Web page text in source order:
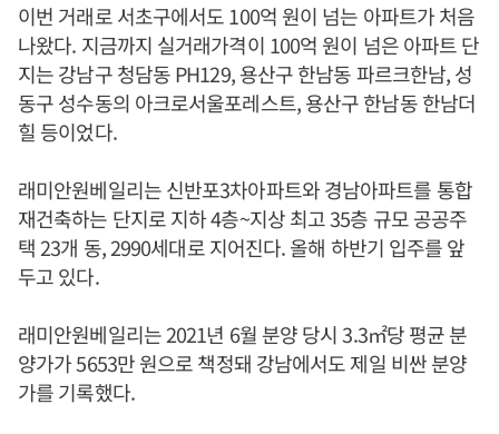
이번 거래로 서초구에서도 100억 원이 넘는 아파트가 처음
나왔다. 지금까지 실거래가격이 100억 원이 넘은 아파트 단
지는 강남구 청담동 PH129, 용산구 한남동 파르크한남, 성
동구 성수동의 아크로서울포레스트, 용산구 한남동 한남더
힐 등이었다.
래미안원베일리는 신반포3차아파트와 경남아파트를 통합
재건축하는 단지로 지하 4층~지상 최고 35층 규모 공공주
택 23개 동, 2990세대로 지어진다. 올해 하반기 입주를 앞
두고 있다.
래미안원베일리는 2021년 6월 분양 당시 3.3㎡당 평균 분
양가가 5653만 원으로 책정돼 강남에서도 제일 비싼 분양
가를 기록했다.